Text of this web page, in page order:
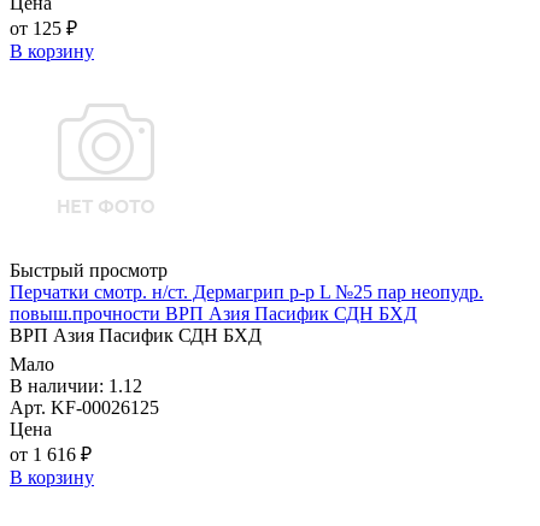
от 125 ₽
В корзину
Быстрый просмотр
Перчатки смотр. н/ст. Дермагрип р-р L №25 пар неопудр.
повыш.прочности ВРП Азия Пасифик СДН БХД
ВРП Азия Пасифик СДН БХД
Мало
В наличии: 1.12
Арт. KF-00026125
Цена
от 1 616 ₽
В корзину